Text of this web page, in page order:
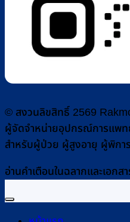
© สงวนลิขสิทธิ์ 2569
ผู้จัดจำหน่ายอุปกรณ์การแพ
สำหรับผู้ป่วย ผู้สูงอายุ ผู้พิกา
อ่านคำเตือนในฉลากและเอก